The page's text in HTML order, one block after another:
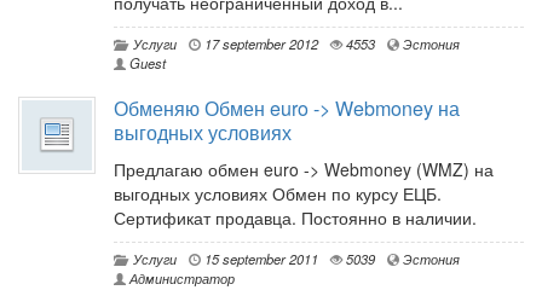
Услуги 17 september 2012 4553
Эстония
Guest
Обменяю Обмен euro -> Webmoney на
выгодных условиях
Предлагаю обмен euro -> Webmoney (WMZ) на
выгодных условиях Обмен по курсу ЕЦБ.
Сертификат продавца. Постоянно в наличии.
Услуги 15 september 2011 5039
Эстония
Администратор